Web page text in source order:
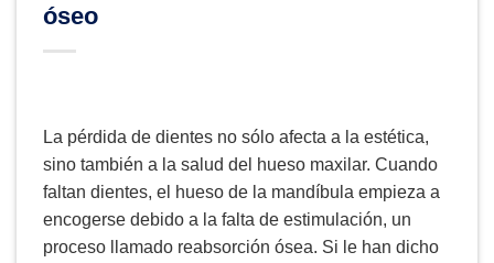
óseo
La pérdida de dientes no sólo afecta a la estética,
sino también a la salud del hueso maxilar. Cuando
faltan dientes, el hueso de la mandíbula empieza a
encogerse debido a la falta de estimulación, un
proceso llamado reabsorción ósea. Si le han dicho